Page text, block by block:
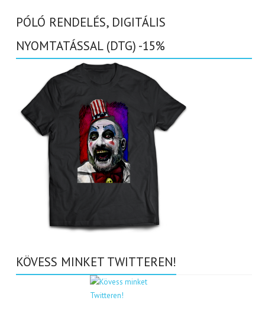
PÓLÓ RENDELÉS, DIGITÁLIS
NYOMTATÁSSAL (DTG) -15%
KÖVESS MINKET TWITTEREN!